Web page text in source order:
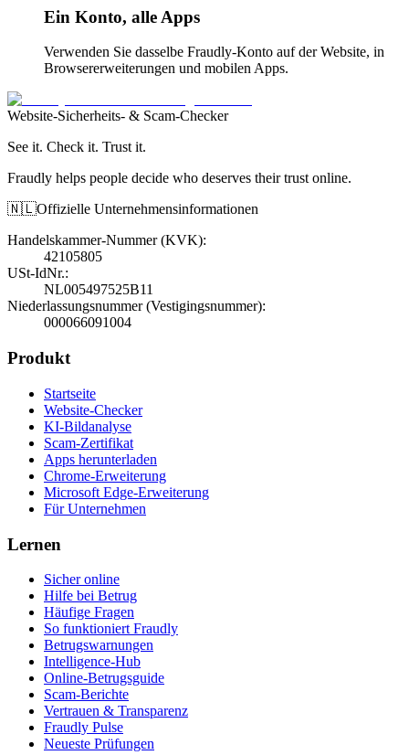
Ein Konto, alle Apps
Verwenden Sie dasselbe Fraudly-Konto auf der Website, in
Browsererweiterungen und mobilen Apps.
Website-Sicherheits- & Scam-Checker
See it. Check it. Trust it.
Fraudly helps people decide who deserves their trust online.
🇳🇱Offizielle Unternehmensinformationen
Handelskammer-Nummer (KVK):
42105805
USt-IdNr.:
NL005497525B11
Niederlassungsnummer (Vestigingsnummer):
000066091004
Produkt
Startseite
Website-Checker
KI-Bildanalyse
Scam-Zertifikat
Apps herunterladen
Chrome-Erweiterung
Microsoft Edge-Erweiterung
Für Unternehmen
Lernen
Sicher online
Hilfe bei Betrug
Häufige Fragen
So funktioniert Fraudly
Betrugswarnungen
Intelligence-Hub
Online-Betrugsguide
Scam-Berichte
Vertrauen & Transparenz
Fraudly Pulse
Neueste Prüfungen